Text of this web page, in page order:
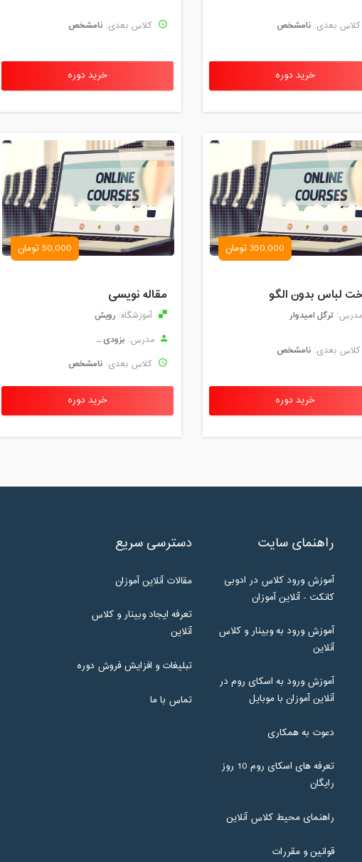
کلاس بعدی: نامشخص
خرید دوره
کلاس بعدی: نامشخص
خرید دوره
350,000 تومان
لباس بدون الگو
مدرس: ترگل امیدوار
کلاس بعدی: نامشخص
خرید دوره
50,000 تومان
مقاله نویسی
آموزشگاه: رویش
مدرس: بزودی ...
کلاس بعدی: نامشخص
خرید دوره
راهنمای سایت
آموزش ورود کلاس در ادوبی
کانکت - آنلاین آموزان
آموزش ورود به وبینار و کلاس
آنلاین
آموزش ورود به اسکای روم در
آنلاین آموزان با موبایل
دعوت به همکاری
تعرفه های اسکای روم 10 روز
رایگان
راهنمای محیط کلاس آنلاین
قوانین و مقررات
دسترسی سریع
مقالات آنلاین آموزان
تعرفه ایجاد وبینار و کلاس
آنلاین
تبلیغات و افزایش فروش دوره
تماس با ما